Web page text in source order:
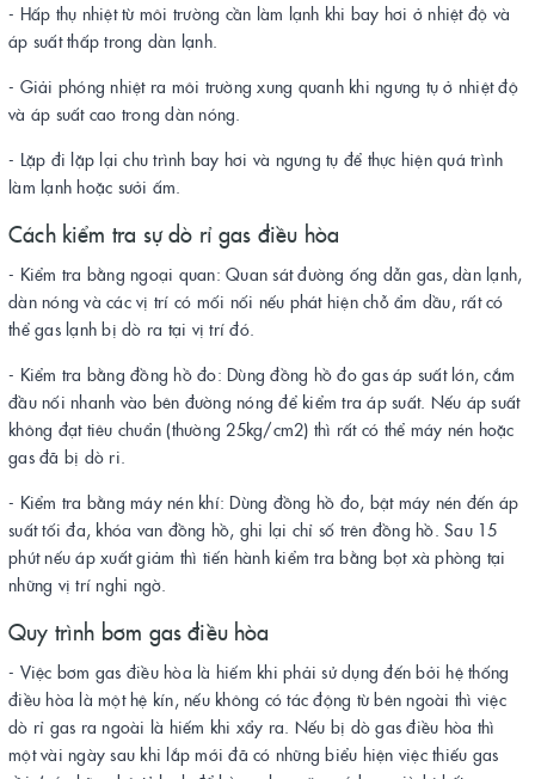
- Hấp thụ nhiệt từ môi trường cần làm lạnh khi bay hơi ở nhiệt độ và
áp suất thấp trong dàn lạnh.
- Giải phóng nhiệt ra môi trường xung quanh khi ngưng tụ ở nhiệt độ
và áp suất cao trong dàn nóng.
- Lặp đi lặp lại chu trình bay hơi và ngưng tụ để thực hiện quá trình
làm lạnh hoặc sưởi ấm.
Cách kiểm tra sự dò rỉ gas điều hòa
- Kiểm tra bằng ngoại quan: Quan sát đường ống dẫn gas, dàn lạnh,
dàn nóng và các vị trí có mối nối nếu phát hiện chỗ ẩm dầu, rất có
thể gas lạnh bị dò ra tại vị trí đó.
- Kiểm tra bằng đồng hồ đo: Dùng đồng hồ đo gas áp suất lớn, cắm
đầu nối nhanh vào bên đường nóng để kiểm tra áp suất. Nếu áp suất
không đạt tiêu chuẩn (thường 25kg/cm2) thì rất có thể máy nén hoặc
gas đã bị dò ri.
- Kiểm tra bằng máy nén khí: Dùng đồng hồ đo, bật máy nén đến áp
suất tối đa, khóa van đồng hồ, ghi lại chỉ số trên đồng hồ. Sau 15
phút nếu áp xuất giảm thì tiến hành kiểm tra bằng bọt xà phòng tại
những vị trí nghi ngờ.
Quy trình bơm gas điều hòa
- Việc bơm gas điều hòa là hiếm khi phải sử dụng đến bởi hệ thống
điều hòa là một hệ kín, nếu không có tác động từ bên ngoài thì việc
dò rỉ gas ra ngoài là hiếm khi xẩy ra. Nếu bị dò gas điều hòa thì
một vài ngày sau khi lắp mới đã có những biểu hiện việc thiếu gas